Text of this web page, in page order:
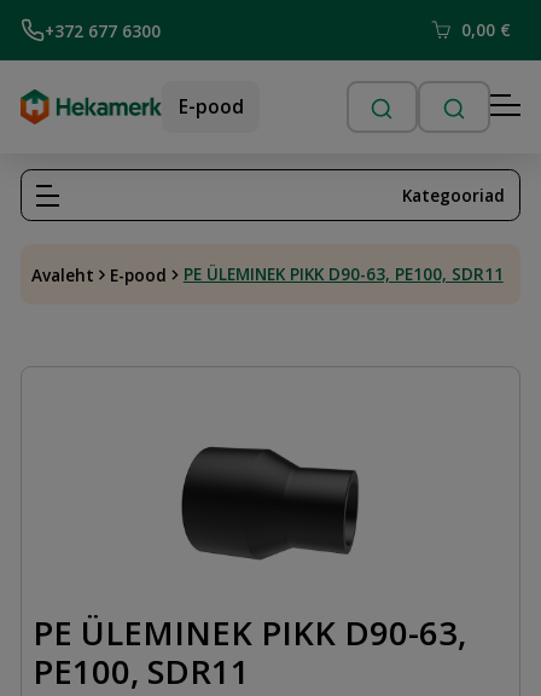
+372 677 6300 0,00 €
E-pood
Avaleht E-pood PE ÜLEMINEK PIKK D90-63, PE100, SDR11
Kategooriad
PE ÜLEMINEK PIKK D90-63,
PE100, SDR11